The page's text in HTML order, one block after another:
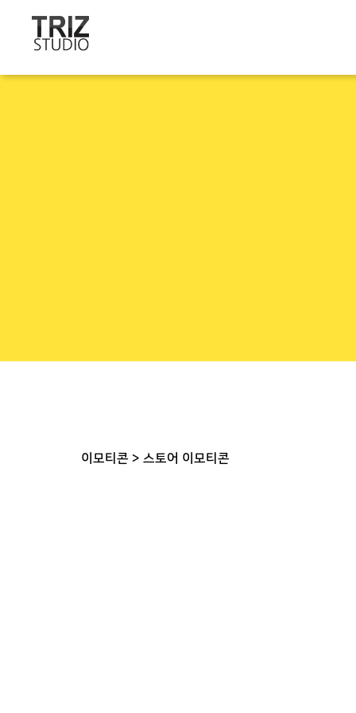
이모티콘 > 스토어 이모티콘